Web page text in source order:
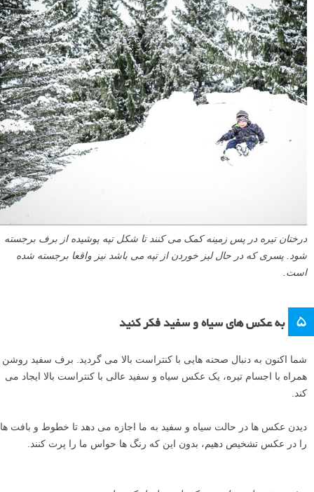
درختان تیره در پس زمینه کمک می کنند تا شکل تپه پوشیده از برف برجسته
شود. پسری که در حال لیز خوردن از تپه می باشد نیز واقعا برجسته شده
است.
۵ به عکس های سیاه و سفید فکر کنید
شما اکنون به دنبال صحنه هایی با کنتراست بالا می گردید. برف سفید روشن
همراه با اجسام تیره، یک عکس سیاه و سفید عالی با کنتراست بالا ایجاد می
کند.
دیدن عکس ها در حالت سیاه و سفید به ما اجازه می دهد تا خطوط و بافت ها
را در عکس تشخیص دهیم، بدون این که رنگ ها حواس ما را پرت کنند.